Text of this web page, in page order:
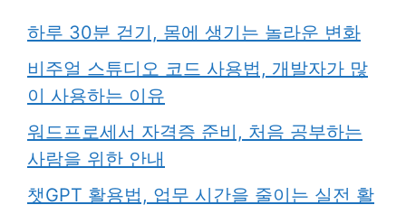
하루 30분 걷기, 몸에 생기는 놀라운 변화
비주얼 스튜디오 코드 사용법, 개발자가 많
이 사용하는 이유
워드프로세서 자격증 준비, 처음 공부하는
사람을 위한 안내
챗GPT 활용법, 업무 시간을 줄이는 실전 활